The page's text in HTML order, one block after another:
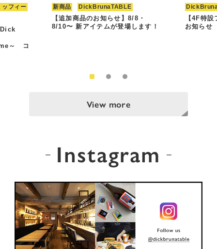
ッフィー
～ コ
新商品
DickBrunaTABLE
【追加商品のお知らせ】8/8・
8/10〜 新アイテムが登場します！
【4F特
お知らせ
View more
Instagram